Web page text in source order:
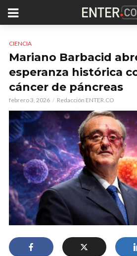
CIENCIA
Mariano Barbacid
esperanza histórica
cáncer de páncreas
febrero 3, 2026 Redacción ENTER.CO